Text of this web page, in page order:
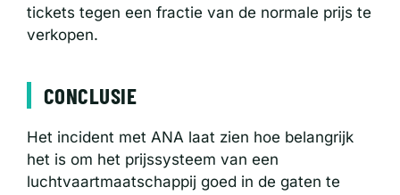
tickets tegen een fractie van de normale prijs te
verkopen.
CONCLUSIE
Het incident met ANA laat zien hoe belangrijk
het is om het prijssysteem van een
luchtvaartmaatschappij goed in de gaten te